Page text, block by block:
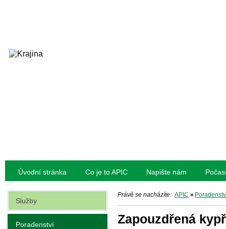
Úvodní stránka Co je to APIC Napište nám
Právě se nacházíte: APIC »
Zapouzdřená
Služby
Poradenství